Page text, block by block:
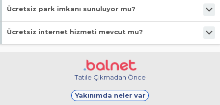
Malesef, evcil hayvan kabul edilmiyor!
Ücretsiz park imkanı sunuluyor mu?
Evet, ücretsiz park imkanı mevcut.
Ücretsiz internet hizmeti mevcut mu?
Evet, ücretsiz internet hizmeti sunuluyor.
Tatile Çıkmadan Önce
Yakınımda neler var